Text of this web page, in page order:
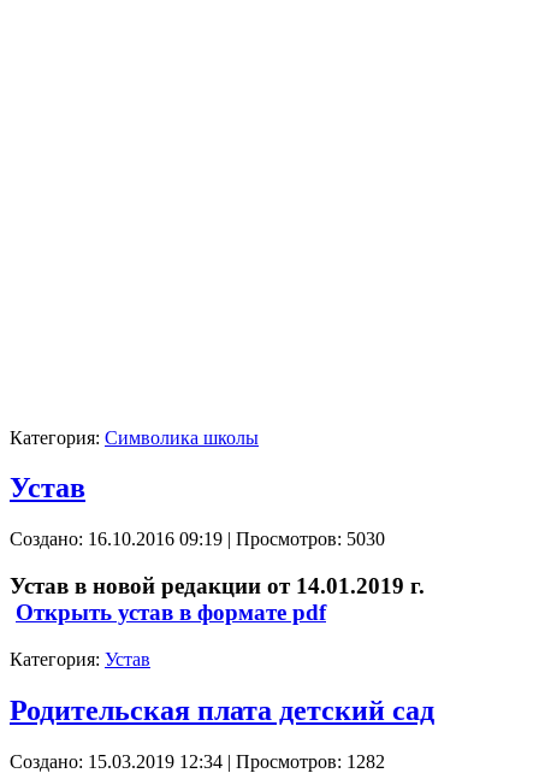
Категория: Символика школы
Устав
Создано: 16.10.2016 09:19 | Просмотров: 5030
Устав в новой редакции от 14.01.2019 г.
Открыть устав в формате pdf
Категория: Устав
Родительская плата детский сад
Создано: 15.03.2019 12:34 | Просмотров: 1282